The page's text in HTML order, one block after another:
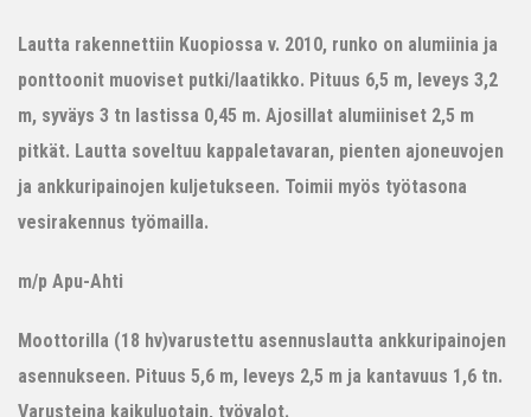
Lautta rakennettiin Kuopiossa v. 2010, runko on alumiinia ja
ponttoonit muoviset putki/laatikko. Pituus 6,5 m, leveys 3,2
m, syväys 3 tn lastissa 0,45 m. Ajosillat alumiiniset 2,5 m
pitkät. Lautta soveltuu kappaletavaran, pienten ajoneuvojen
ja ankkuripainojen kuljetukseen. Toimii myös työtasona
vesirakennus työmailla.
m/p Apu-Ahti
Moottorilla (18 hv)varustettu asennuslautta ankkuripainojen
asennukseen. Pituus 5,6 m, leveys 2,5 m ja kantavuus 1,6 tn.
Varusteina kaikuluotain, työvalot.